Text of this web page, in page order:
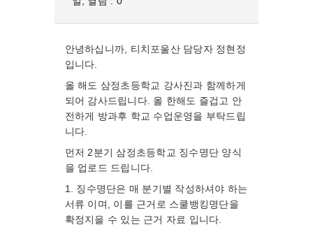
안녕하십니까, 티치포울산 담당자 정현정
입니다.
올 해도 삼정초등학교 강사진과 함께하게
되어 감사드립니다. 올 한해도 즐겁고 안
전하게 방과후 학교 수업운영을 부탁드립
니다.
먼저 2분기 삼정초등학교 징수명단 양식
을 업로드 드립니다.
1. 징수명단은 매 분기별 작성하셔야 하는
서류 이며, 이를 근거로 스쿨뱅킹명단을
확정지을 수 있는 근거 자료 입니다.